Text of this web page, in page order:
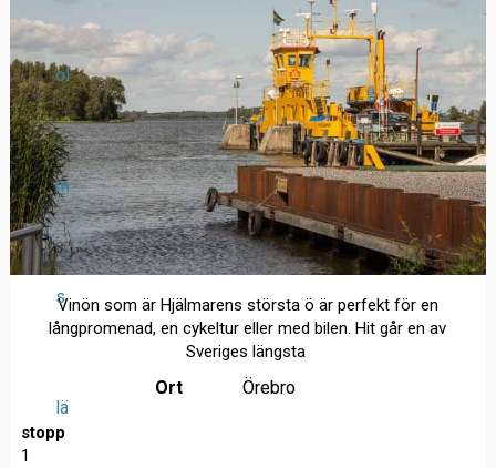
ol
m
s
lä
Vinön som är Hjälmarens största ö är perfekt för en
långpromenad, en cykeltur eller med bilen. Hit går en av
Sveriges längsta
Ort Örebro
stopp
1